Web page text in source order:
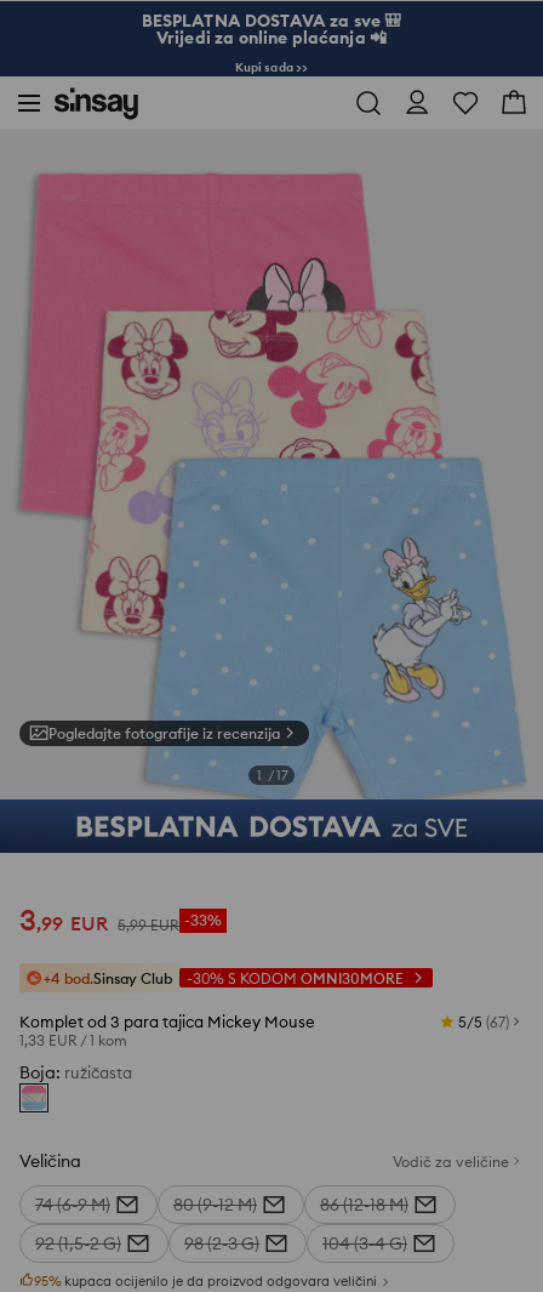
BESPLATNA DOSTAVA za sve 🎒
Vrijedi za online plaćanja 📲
Kupi sada >>
Pogledajte fotografije iz recenzija
1 /17
3,99 EUR 5,99 EUR -33%
+4 bod.Sinsay Club -30% S KODOM OMNI30MORE
Komplet od 3 para tajica Mickey Mouse
1,33 EUR /1 kom
5/5 (67)
Boja: ružičasta
Veličina Vodič za veličine
74 (6-9 M) 80 (9-12 M)
86 (12-18 M)
92 (1,5-2 G)
98 (2-3 G) 104 (3-4 G)
95% kupaca ocijenilo je da proizvod odgovara veličini